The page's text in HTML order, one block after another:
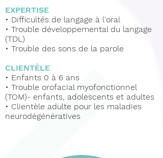
EXPERTISE
• Difficultés de langage à l'oral
• Trouble développemental du langage
(TDL)
• Trouble des sons de la parole
CLIENTÈLE
• Enfants 0 à 6 ans
• Trouble orofacial myofonctionnel
(TOM)- enfants, adolescents et adultes
• Clientèle adulte pour les maladies
neurodégénératives